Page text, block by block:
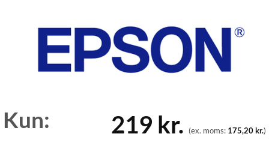
Kun: 219 kr. (ex. moms: 175,20kr.)